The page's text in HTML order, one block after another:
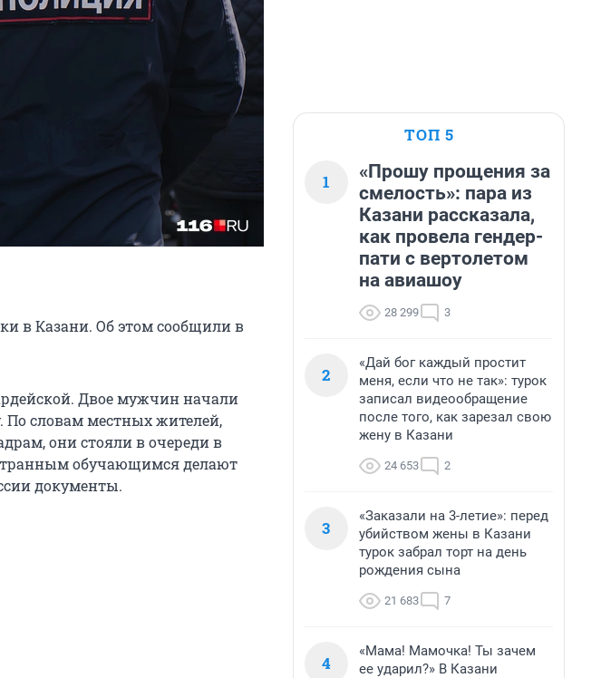
в Казани. Об этом сообщили в
Двое мужчин начали
По словам местных жителей,
они стояли в очереди в
обучающимся делают
документы.
ТОП 5
1
«Прошу прощения за
смелость»: пара из
Казани рассказала,
как провела гендер-
пати с вертолетом
на авиашоу
28 299 3
2
«Дай бог каждый простит
меня, если что не так»: турок
записал видеообращение
после того, как зарезал свою
жену в Казани
24 653 2
3
«Заказали на 3-летие»: перед
убийством жены в Казани
турок забрал торт на день
рождения сына
21 683 7
4
«Мама! Мамочка! Ты зачем
ее ударил?» В Казани